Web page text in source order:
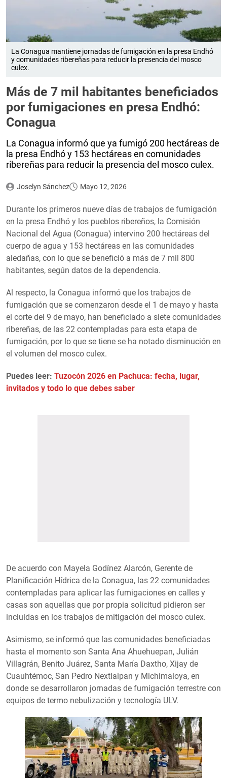
La Conagua mantiene jornadas de fumigación en la presa Endhó
y comunidades ribereñas para reducir la presencia del mosco
culex.
Más de 7 mil habitantes beneficiados
por fumigaciones en presa Endhó:
Conagua
La Conagua informó que ya fumigó 200 hectáreas de
la presa Endhó y 153 hectáreas en comunidades
ribereñas para reducir la presencia del mosco culex.
Joselyn Sánchez Mayo 12, 2026
Durante los primeros nueve días de trabajos de fumigación
en la presa Endhó y los pueblos ribereños, la Comisión
Nacional del Agua (Conagua) intervino 200 hectáreas del
cuerpo de agua y 153 hectáreas en las comunidades
aledañas, con lo que se benefició a más de 7 mil 800
habitantes, según datos de la dependencia.
Al respecto, la Conagua informó que los trabajos de
fumigación que se comenzaron desde el 1 de mayo y hasta
el corte del 9 de mayo, han beneficiado a siete comunidades
ribereñas, de las 22 contempladas para esta etapa de
fumigación, por lo que se tiene se ha notado disminución en
el volumen del mosco culex.
Puedes leer: Tuzocón 2026 en Pachuca: fecha, lugar,
invitados y todo lo que debes saber
De acuerdo con Mayela Godínez Alarcón, Gerente de
Planificación Hídrica de la Conagua, las 22 comunidades
contempladas para aplicar las fumigaciones en calles y
casas son aquellas que por propia solicitud pidieron ser
incluidas en los trabajos de mitigación del mosco culex.
Asimismo, se informó que las comunidades beneficiadas
hasta el momento son Santa Ana Ahuehuepan, Julián
Villagrán, Benito Juárez, Santa María Daxtho, Xijay de
Cuauhtémoc, San Pedro Nextlalpan y Michimaloya, en
donde se desarrollaron jornadas de fumigación terrestre con
equipos de termo nebulización y tecnología ULV.